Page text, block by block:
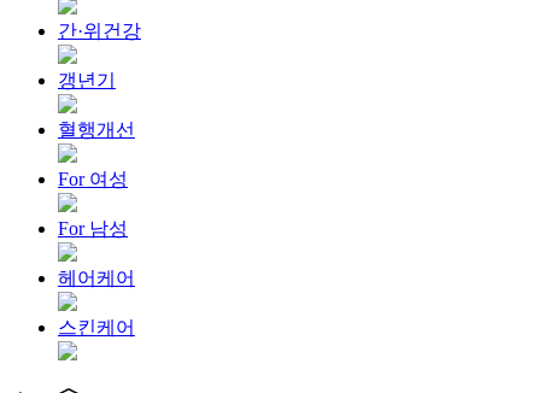
간·위건강
갱년기
혈행개선
For 여성
For 남성
헤어케어
스킨케어